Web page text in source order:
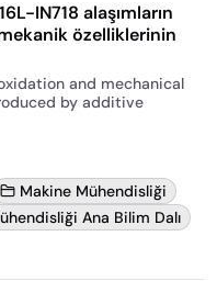
IN718 alaşımların
özelliklerinin
and mechanical
by additive
Makine Mühendisliği
Ana Bilim Dalı